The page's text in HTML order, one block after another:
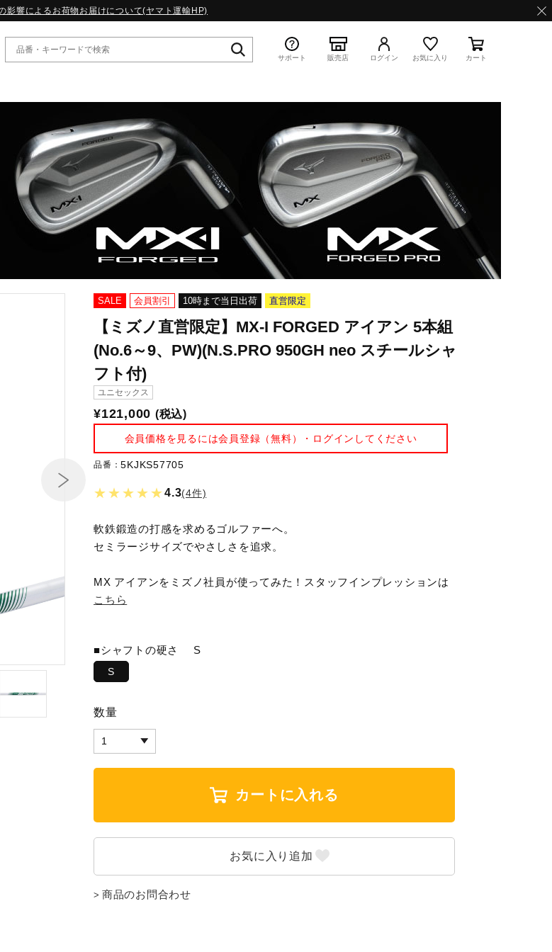
影響によるお荷物お届けについて(ヤマト運輸HP)
特集
特集
パック｜特集
特集
WAVE PROPHECY 13.2
サポート 販売店 ログイン お気に入り カート
SALE 会員割引 10時まで当日出荷 直営限定
【ミズノ直営限定】MX-I FORGED アイアン 5本組
(No.6～9、PW)(N.S.PRO 950GH neo スチールシャ
フト付)
ユニセックス
¥121,000 (税込)
会員価格を見るには会員登録（無料）・ログインしてください
品番：5KJKS57705
★★★★★4.3(4件)
軟鉄鍛造の打感を求めるゴルファーへ。
セミラージサイズでやさしさを追求。
MX アイアンをミズノ社員が使ってみた！スタッフインプレッションは
こちら
■シャフトの硬さ S
S
数量
カートに入れる
商品のお問合わせ